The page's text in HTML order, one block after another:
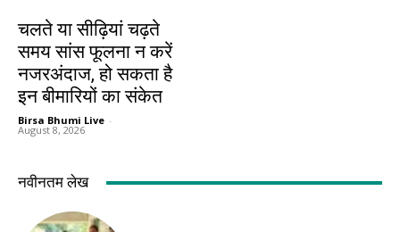
चलते या सीढ़ियां चढ़ते
समय सांस फूलना न करें
नजरअंदाज, हो सकता है
इन बीमारियों का संकेत
Birsa Bhumi Live -
August 8, 2026
नवीनतम लेख